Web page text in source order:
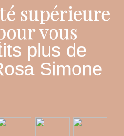
supérieure
vous
plus de
Simone